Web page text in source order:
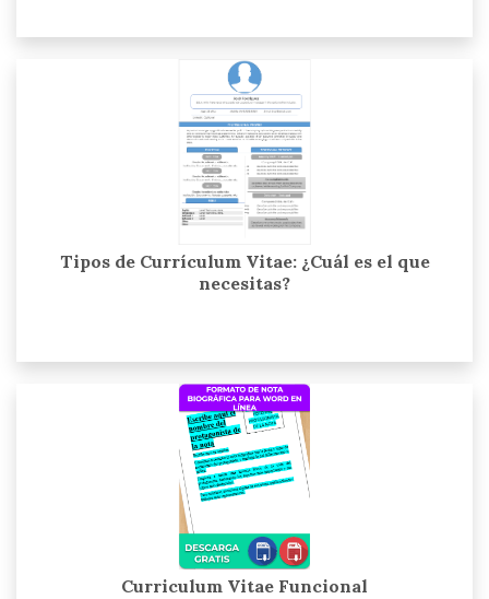
Tipos de Currículum Vitae: ¿Cuál es el que
necesitas?
Curriculum Vitae Funcional